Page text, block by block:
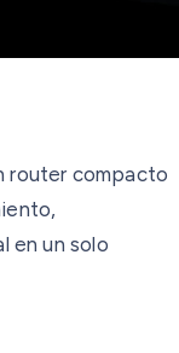
router compacto
en un solo